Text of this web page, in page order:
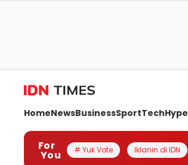
HomeNewsBusinessSportTechHype
For
You # Yuk Vote Iklanin di IDN